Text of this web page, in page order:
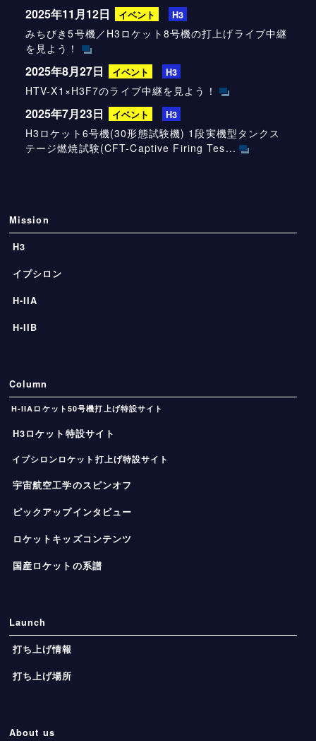
2025年11月12日 イベント H3
みちびき5号機／H3ロケット8号機の打上げライブ中継
を見よう！
2025年8月27日 イベント H3
HTV-X1×H3F7のライブ中継を見よう！
2025年7月23日 イベント H3
H3ロケット6号機(30形態試験機) 1段実機型タンクス
テージ燃焼試験(CFT-Captive Firing Tes...
Mission
H3
イプシロン
H-IIA
H-IIB
Column
H-IIAロケット50号機打上げ特設サイト
H3ロケット特設サイト
イプシロンロケット打上げ特設サイト
宇宙航空工学のスピンオフ
ピックアップインタビュー
ロケットキッズコンテンツ
国産ロケットの系譜
Launch
打ち上げ情報
打ち上げ場所
About us